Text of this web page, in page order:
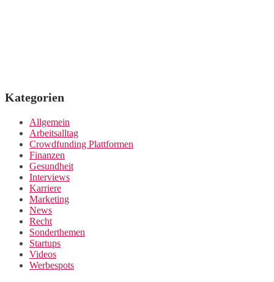
Kategorien
Allgemein
Arbeitsalltag
Crowdfunding Plattformen
Finanzen
Gesundheit
Interviews
Karriere
Marketing
News
Recht
Sonderthemen
Startups
Videos
Werbespots